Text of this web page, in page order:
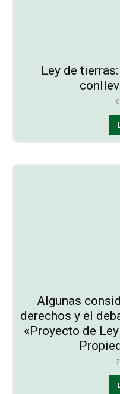
Ley de
Algunas
derechos y el
«Proyecto de